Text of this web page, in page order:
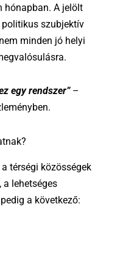
hónapban. A jelölt
politikus szubjektív
minden jó helyi
egy rendszer”–
térségi közösségek
lehetséges
a következő: